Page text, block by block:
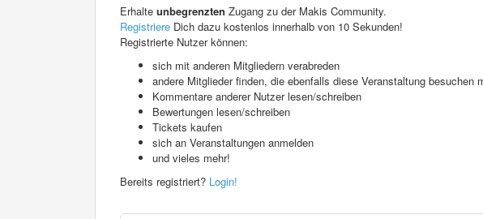
Erhalte unbegrenzten Zugang zu der Makis Community.
Registriere Dich dazu kostenlos innerhalb von 10 Sekunden!
Registrierte Nutzer können:
sich mit anderen Mitgliedern verabreden
andere Mitglieder finden, die ebenfalls diese Veranstaltung besuchen
Kommentare anderer Nutzer lesen/schreiben
Bewertungen lesen/schreiben
Tickets kaufen
sich an Veranstaltungen anmelden
und vieles mehr!
Bereits registriert? Login!